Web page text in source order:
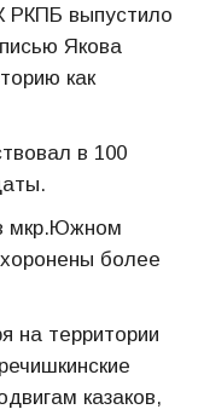
РКПБ выпустило
Якова
как
в 100
мкр.Южном
более
на территории
казаков,